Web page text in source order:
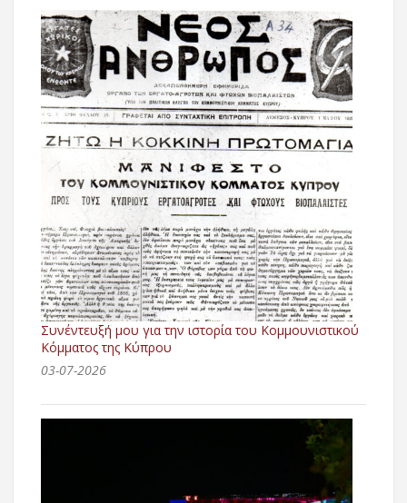
Συνέντευξή μου για την ιστορία του Κομμουνιστικού
Κόμματος της Κύπρου
03-07-2026